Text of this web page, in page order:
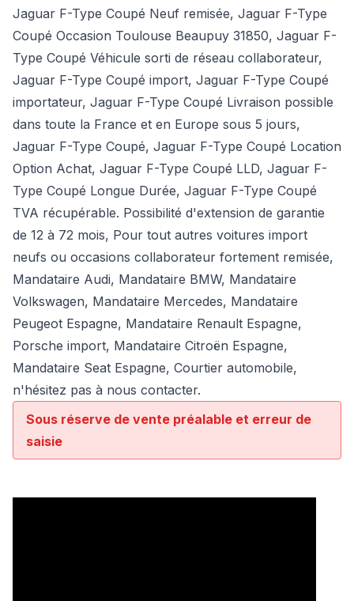
Jaguar F-Type Coupé Neuf remisée, Jaguar F-Type
Coupé Occasion Toulouse Beaupuy 31850, Jaguar F-
Type Coupé Véhicule sorti de réseau collaborateur,
Jaguar F-Type Coupé import, Jaguar F-Type Coupé
importateur, Jaguar F-Type Coupé Livraison possible
dans toute la France et en Europe sous 5 jours,
Jaguar F-Type Coupé, Jaguar F-Type Coupé Location
Option Achat, Jaguar F-Type Coupé LLD, Jaguar F-
Type Coupé Longue Durée, Jaguar F-Type Coupé
TVA récupérable. Possibilité d'extension de garantie
de 12 à 72 mois, Pour tout autres voitures import
neufs ou occasions collaborateur fortement remisée,
Mandataire Audi, Mandataire BMW, Mandataire
Volkswagen, Mandataire Mercedes, Mandataire
Peugeot Espagne, Mandataire Renault Espagne,
Porsche import, Mandataire Citroën Espagne,
Mandataire Seat Espagne, Courtier automobile,
n'hésitez pas à nous contacter.
Sous réserve de vente préalable et erreur de
saisie